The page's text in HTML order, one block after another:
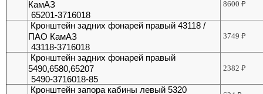
КамАЗ
65201-3716018
8600₽
Кронштейн задних фонарей правый 43118 /
ПАО КамАЗ
43118-3716018
3749₽
Кронштейн задних фонарей правый
5490,6580,65207
5490-3716018-85
2382₽
Кронштейн запора кабины левый 5320